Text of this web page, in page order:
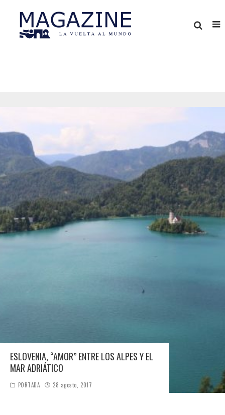
ESLOVENIA, “AMOR” ENTRE LOS ALPES Y EL
MAR ADRIÁTICO
PORTADA 28 agosto, 2017